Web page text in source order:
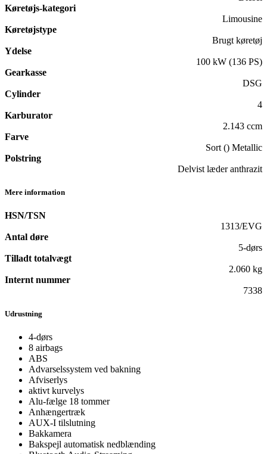
Køretøjs-kategori
Limousine
Køretøjstype
Brugt køretøj
Ydelse
100 kW (136 PS)
Gearkasse
DSG
Cylinder
4
Karburator
2.143 ccm
Farve
Sort () Metallic
Polstring
Delvist læder anthrazit
Mere information
HSN/TSN
1313/EVG
Antal døre
5-dørs
Tilladt totalvægt
2.060 kg
Internt nummer
7338
Udrustning
4-dørs
8 airbags
ABS
Advarselssystem ved bakning
Afviserlys
aktivt kurvelys
Alu-fælge 18 tommer
Anhængertræk
AUX-I tilslutning
Bakkamera
Bakspejl automatisk nedblænding